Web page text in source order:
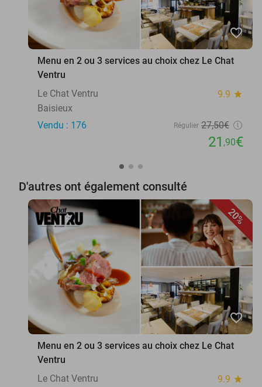
favorite_border
Menu en 2 ou 3 services au choix chez Le Chat
Ventru
Le Chat Ventru
9.9 star
Baisieux
Vendu : 176
Régulier 27,50€
21 ,90€
D'autres ont également consulté
20%
favorite_border
Menu en 2 ou 3 services au choix chez Le Chat
Ventru
Le Chat Ventru
9.9 star